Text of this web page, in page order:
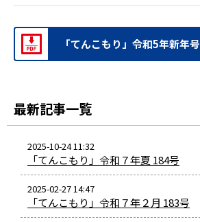
「てんこもり」令和5年新年号
最新記事一覧
2025-10-24 11:32
「てんこもり」令和７年夏 184号
2025-02-27 14:47
「てんこもり」令和７年２月 183号